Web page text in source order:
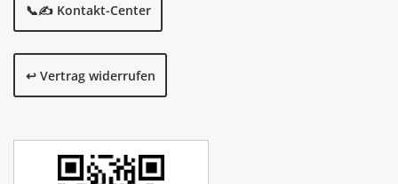
📞✍️ Kontakt-Center
↩️ Vertrag widerrufen